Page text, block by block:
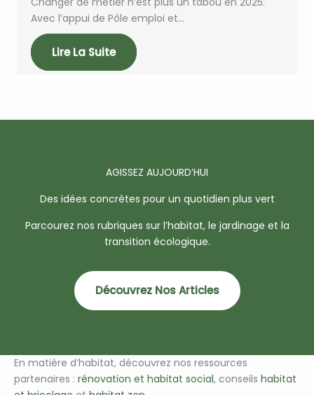
Avec l’appui de Pôle emploi et…
Lire La Suite
AGISSEZ AUJOURD’HUI
Des idées concrètes pour un quotidien plus vert
Parcourez nos rubriques sur l’habitat, le jardinage et la
transition écologique.
Découvrez Nos Articles
En matière d’habitat, découvrez nos ressources
partenaires : rénovation et habitat social, conseils habitat